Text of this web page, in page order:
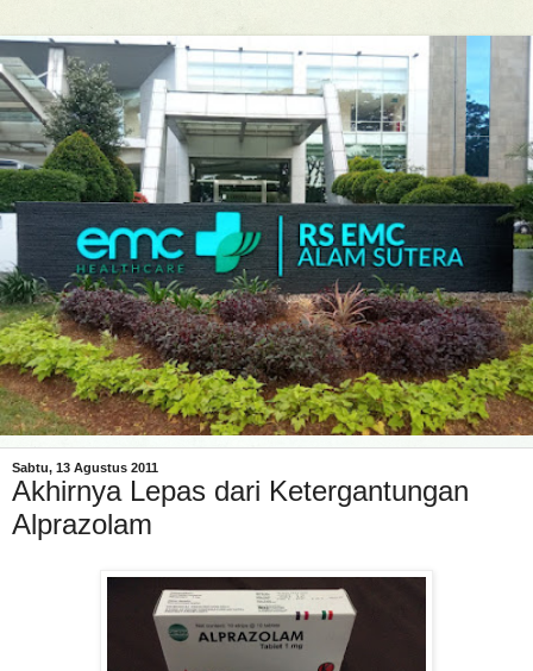
Sabtu, 13 Agustus 2011
Akhirnya Lepas dari Ketergantungan
Alprazolam